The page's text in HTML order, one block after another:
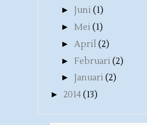
► Juni (1)
► Mei (1)
► April (2)
► Februari (2)
► Januari (2)
► 2014(13)